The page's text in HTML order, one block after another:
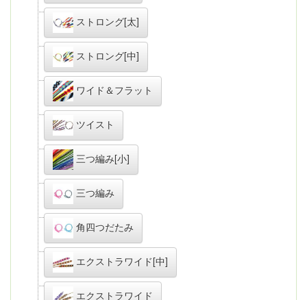
ストロング[太]
ストロング[中]
ワイド＆フラット
ツイスト
三つ編み[小]
三つ編み
角四つだたみ
エクストラワイド[中]
エクストラワイド